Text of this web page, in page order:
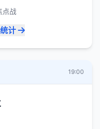
点战
计
19:00